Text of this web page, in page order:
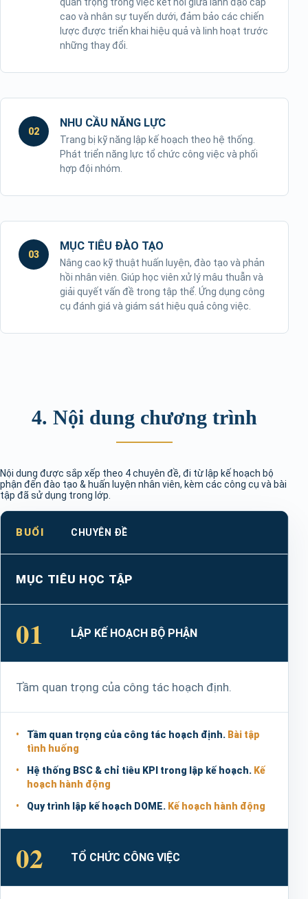
cao và nhân sự tuyến dưới, đảm bảo các chiến
lược được triển khai hiệu quả và linh hoạt trước
những thay đổi.
02
NHU CẦU NĂNG LỰC
Trang bị kỹ năng lập kế hoạch theo hệ thống.
Phát triển năng lực tổ chức công việc và phối
hợp đội nhóm.
03
MỤC TIÊU ĐÀO TẠO
Nâng cao kỹ thuật huấn luyện, đào tạo và phản
hồi nhân viên. Giúp học viên xử lý mâu thuẫn và
giải quyết vấn đề trong tập thể. Ứng dụng công
cụ đánh giá và giám sát hiệu quả công việc.
4. Nội dung chương trình
Nội dung được sắp xếp theo 4 chuyên đề, đi từ lập kế hoạch bộ
phận đến đào tạo & huấn luyện nhân viên, kèm các công cụ và bài
tập đã sử dụng trong lớp.
BUỔI CHUYÊN ĐỀ
MỤC TIÊU HỌC TẬP
01 LẬP KẾ HOẠCH BỘ PHẬN
Tầm quan trọng của công tác hoạch định.
Tầm quan trọng của công tác hoạch định. Bài tập
tình huống
Hệ thống BSC & chỉ tiêu KPI trong lập kế hoạch. Kế
hoạch hành động
Quy trình lập kế hoạch DOME. Kế hoạch hành động
02 TỔ CHỨC CÔNG VIỆC